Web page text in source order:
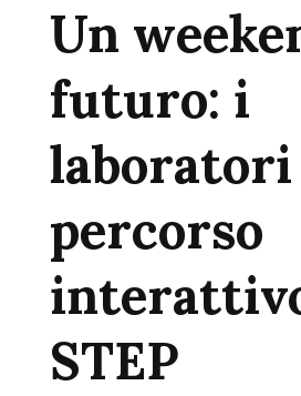
Un
futuro: i
percorso
STEP